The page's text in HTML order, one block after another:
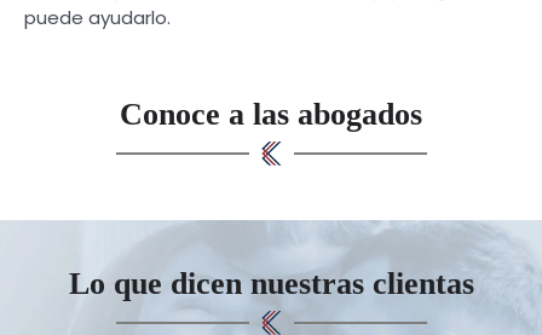
puede ayudarlo.
Conoce a las abogados
Lo que dicen nuestras clientas